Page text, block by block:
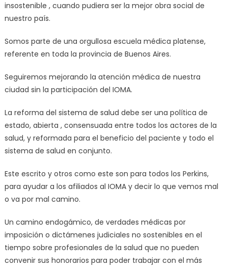
insostenible , cuando pudiera ser la mejor obra social de
nuestro país.
Somos parte de una orgullosa escuela médica platense,
referente en toda la provincia de Buenos Aires.
Seguiremos mejorando la atención médica de nuestra
ciudad sin la participación del IOMA.
La reforma del sistema de salud debe ser una política de
estado, abierta , consensuada entre todos los actores de la
salud, y reformada para el beneficio del paciente y todo el
sistema de salud en conjunto.
Este escrito y otros como este son para todos los Perkins,
para ayudar a los afiliados al IOMA y decir lo que vemos mal
o va por mal camino.
Un camino endogámico, de verdades médicas por
imposición o dictámenes judiciales no sostenibles en el
tiempo sobre profesionales de la salud que no pueden
convenir sus honorarios para poder trabajar con el más